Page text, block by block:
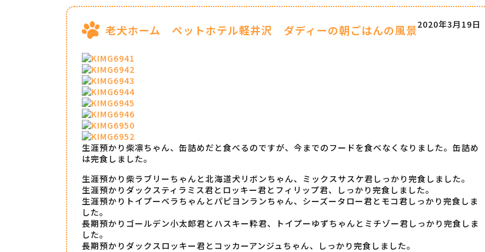
老犬ホーム ペットホテル軽井沢 ダディーの朝ごはんの風景2020年3月19日
生涯預かり柴凛ちゃん、缶詰めだと食べるのですが、今までのフードを食べなくなりました。缶詰め
は完食しました。
生涯預かり柴ラブリーちゃんと北海道犬リボンちゃん、ミックスサスケ君しっかり完食しました。
生涯預かりダックスティラミス君とロッキー君とフィリップ君、しっかり完食しました。
生涯預かりトイプーベラちゃんとパピヨンランちゃん、シーズータロー君とモコ君しっかり完食しま
した。
長期預かりゴールデン小太郎君とハスキー粋君、トイプーゆずちゃんとミチゾー君しっかり完食しま
した。
長期預かりダックスロッキー君とコッカーアンジュちゃん、しっかり完食しました。